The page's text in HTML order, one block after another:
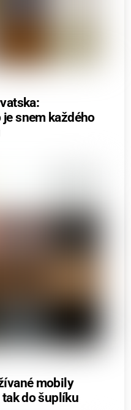
snem každého
mobily
do šuplíku